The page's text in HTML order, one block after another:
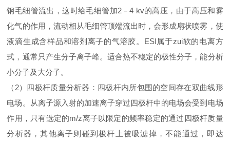
钢毛细管流出，这时给毛细管加2－4 kv的高压，由于高压和雾
化气的作用，流动相从毛细管顶端流出时，会形成扇状喷雾，使
液滴生成含样品和溶剂离子的气溶胶。ESI属于zui软的电离方
式，通常只产生分子离子峰。适合热不稳定的极性分子，能分析
小分子及大分子。
（2）四极杆质量分析器：四极杆内所包围的空间存在双曲线形
电场。从离子源入射的加速离子穿过四极杆中的电场会受到电场
作用，只有选定的m/z离子以限定的频率稳定的通过四极杆质量
分析器，其他离子则碰到极杆上被吸滤掉，不能通过，即达